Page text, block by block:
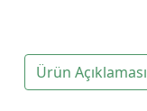
Ürün Açıklaması